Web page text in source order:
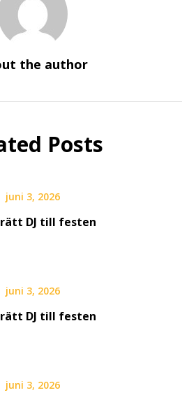
the author
Posts
juni 3, 2026
DJ till festen
juni 3, 2026
DJ till festen
juni 3, 2026